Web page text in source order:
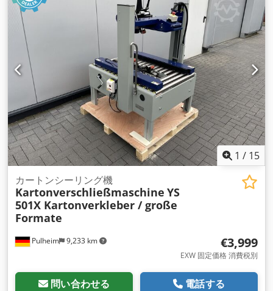
1 / 15
Pulheim 9,233 km
カートンシーリング機
Kartonverschließmaschine YS
501X Kartonverkleber / große
Formate
€3,999
EXW 固定価格 消費税別
問い合わせる 電話する